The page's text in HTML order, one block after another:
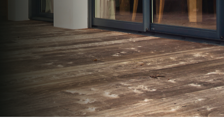
07 83 35 69 17
MON DEVIS MOTEUR
Voir tous nos produits